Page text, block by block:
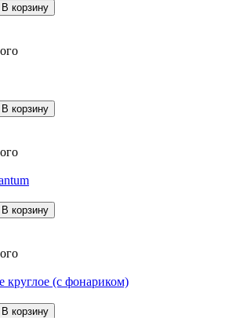
В корзину
В корзину
В корзину
круглое (с фонариком)
В корзину